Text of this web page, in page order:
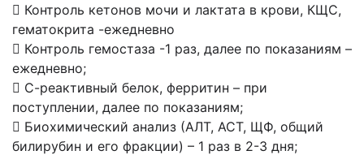
 Контроль кетонов мочи и лактата в крови, КЩС,
гематокрита -ежедневно
 Контроль гемостаза -1 раз, далее по показаниям –
ежедневно;
 С-реактивный белок, ферритин – при
поступлении, далее по показаниям;
 Биохимический анализ (АЛТ, АСТ, ЩФ, общий
билирубин и его фракции) – 1 раз в 2-3 дня;